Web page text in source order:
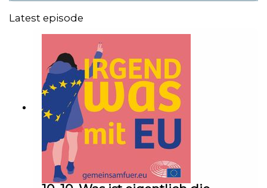
Latest episode